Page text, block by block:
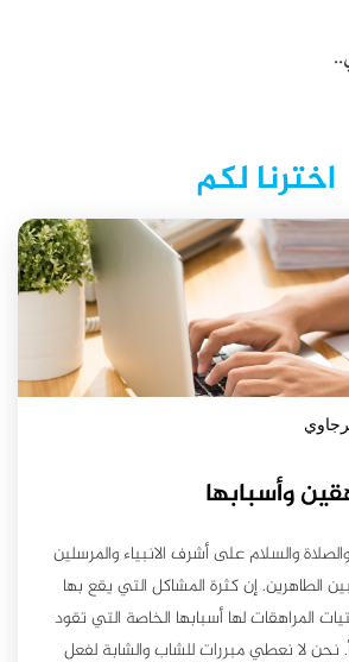
اخترنا لكم
وأسبابها
والسلام على أشرف الانبياء والمرسلين
الطاهرين. إن كثرة المشاكل التي يقع بها
المراهقات لها أسبابها الخاصة التي تقود
نحن لا نعطي مبررات للشاب والشابة لفعل